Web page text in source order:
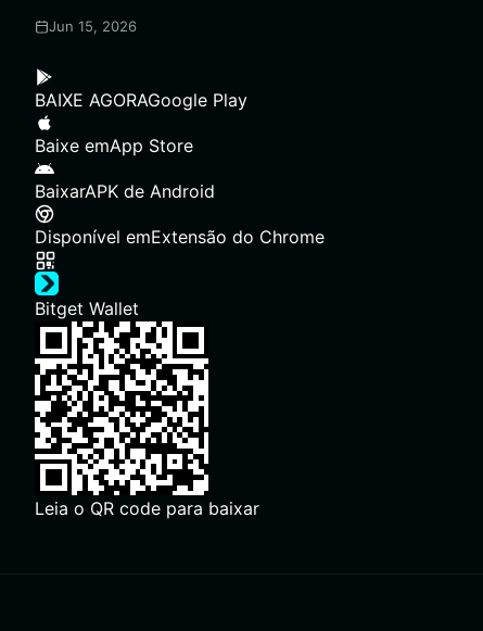
Jun 15, 2026
BAIXE AGORAGoogle Play
Baixe emApp Store
BaixarAPK de Android
Disponível emExtensão do Chrome
Bitget Wallet
Leia o QR code para baixar